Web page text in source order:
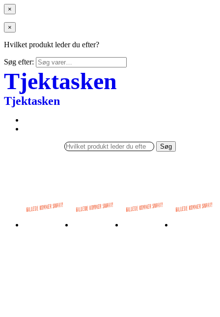
×
×
Hvilket produkt leder du efter?
Søg efter:
Tjektasken
Tjektasken
Søg